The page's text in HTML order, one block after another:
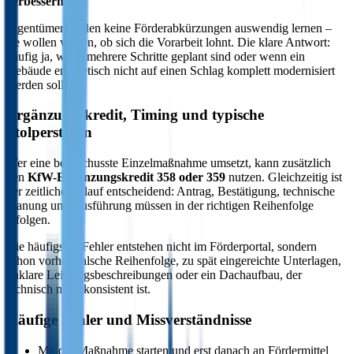
Eigentümer wollen keine Förderabkürzungen auswendig lernen –
sie wollen wissen, ob sich die Vorarbeit lohnt. Die klare Antwort:
häufig ja, wenn mehrere Schritte geplant sind oder wenn ein
Gebäude energetisch nicht auf einen Schlag komplett modernisiert
werden soll.
Ergänzungskredit, Timing und typische
Stolperstellen
Wer eine bezuschusste Einzelmaßnahme umsetzt, kann zusätzlich
den KfW-Ergänzungskredit 358 oder 359 nutzen. Gleichzeitig ist
der zeitliche Ablauf entscheidend: Antrag, Bestätigung, technische
Planung und Ausführung müssen in der richtigen Reihenfolge
erfolgen.
Die häufigsten Fehler entstehen nicht im Förderportal, sondern
schon vorher: falsche Reihenfolge, zu spät eingereichte Unterlagen,
unklare Leistungsbeschreibungen oder ein Dachaufbau, der
technisch nicht konsistent ist.
Häufige Fehler und Missverständnisse
Mit der Maßnahme starten und erst danach an Fördermittel